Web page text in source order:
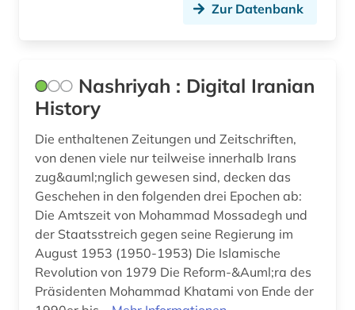
Zur Datenbank
Nashriyah : Digital Iranian
History
Die enthaltenen Zeitungen und Zeitschriften,
von denen viele nur teilweise innerhalb Irans
zug&auml;nglich gewesen sind, decken das
Geschehen in den folgenden drei Epochen ab:
Die Amtszeit von Mohammad Mossadegh und
der Staatsstreich gegen seine Regierung im
August 1953 (1950-1953) Die Islamische
Revolution von 1979 Die Reform-&Auml;ra des
Präsidenten Mohammad Khatami von Ende der